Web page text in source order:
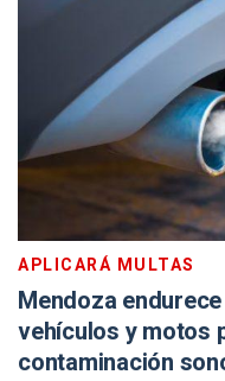
APLICARÁ MULTAS
Mendoza
vehículos y motos
contaminación